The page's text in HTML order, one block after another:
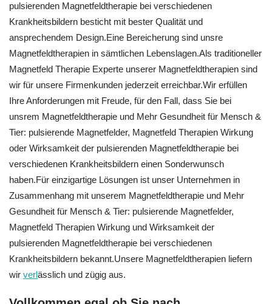
pulsierenden Magnetfeldtherapie bei verschiedenen
Krankheitsbildern besticht mit bester Qualität und
ansprechendem Design.Eine Bereicherung sind unsre
Magnetfeldtherapien in sämtlichen Lebenslagen.Als traditioneller
Magnetfeld Therapie Experte unserer Magnetfeldtherapien sind
wir für unsere Firmenkunden jederzeit erreichbar.Wir erfüllen
Ihre Anforderungen mit Freude, für den Fall, dass Sie bei
unsrem Magnetfeldtherapie und Mehr Gesundheit für Mensch &
Tier: pulsierende Magnetfelder, Magnetfeld Therapien Wirkung
oder Wirksamkeit der pulsierenden Magnetfeldtherapie bei
verschiedenen Krankheitsbildern einen Sonderwunsch
haben.Für einzigartige Lösungen ist unser Unternehmen in
Zusammenhang mit unserem Magnetfeldtherapie und Mehr
Gesundheit für Mensch & Tier: pulsierende Magnetfelder,
Magnetfeld Therapien Wirkung und Wirksamkeit der
pulsierenden Magnetfeldtherapie bei verschiedenen
Krankheitsbildern bekannt.Unsere Magnetfeldtherapien liefern
wir verlässlich und zügig aus.